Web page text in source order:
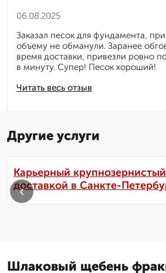
06.08.2025
Читать весь отзыв
Заказал песок для фундамента,
объему не обманули. Заранее
время доставки, привезли ровно
в минуту. Супер! Песок хороший!
Другие услуги
Карьерный
доставкой в Санкте-
‹
Шлаковый щебень